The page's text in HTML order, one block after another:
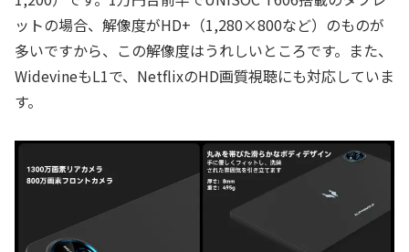
ットの場合、解像度がHD+（1,280×800など）のものが
多いですから、この解像度はうれしいところです。また、
WidevineもL1で、NetflixのHD画質視聴にも対応していま
す。